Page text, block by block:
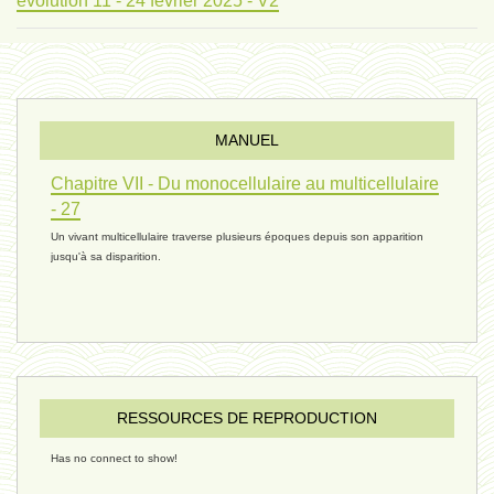
évolution 10 - 4 février 2025
réconciliations 04 - 26 janvier
réchauffement 03 - 26 janvier 2025
ressources de vie 05 - 23 décembre
MANUEL
Chapitre VII - Du monocellulaire au multicellulaire
- 27
Un vivant multicellulaire traverse plusieurs époques depuis son apparition
jusqu'à sa disparition.
RESSOURCES DE REPRODUCTION
Has no connect to show!